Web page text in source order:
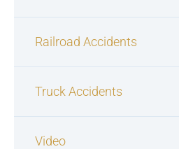
Railroad Accidents
Truck Accidents
Video